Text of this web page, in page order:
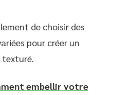
de choisir des
pour créer un
embellir votre